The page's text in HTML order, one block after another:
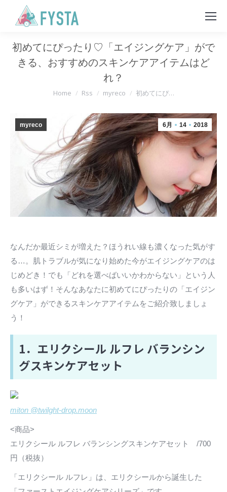
初めてにぴったり♡「エイジングケア」がで
きる、おすすめのスキンケアアイテムはど
れ？
You are here:
Home Rss myreco 初めてにぴ…
6月 14 2018
myreco
なんだか最近シミが増えた？ほうれい線も濃くなった気がす
る…。肌トラブルが気になり始めた今がエイジングケアのは
じめどき！でも「どれを選べばいいかわからない」という人
も多いはず！そんなあなたに初めてにぴったりの「エイジン
グケア」ができるスキンケアアイテムをご紹介致しましょ
う！
1．エリクシール ルフレ バランシン
グスキンケアセット
miton @twilght-drop.moon
<商品>
エリクシール ルフレ バランシングスキンケアセット /700
円（税抜）
「エリクシール ルフレ」は、エリクシールから誕生した